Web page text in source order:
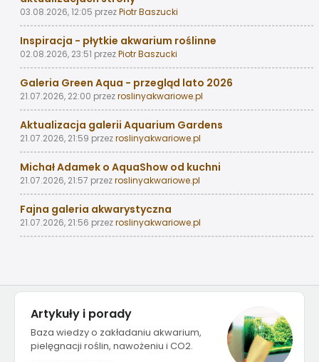
03.08.2026, 12:05 przezPiotr Baszucki
Inspiracja - płytkie akwarium roślinne
02.08.2026, 23:51 przezPiotr Baszucki
Galeria Green Aqua - przegląd lato 2026
21.07.2026, 22:00 przezroslinyakwariowe.pl
Aktualizacja galerii Aquarium Gardens
21.07.2026, 21:59 przezroslinyakwariowe.pl
Michał Adamek o AquaShow od kuchni
21.07.2026, 21:57 przezroslinyakwariowe.pl
Fajna galeria akwarystyczna
21.07.2026, 21:56 przezroslinyakwariowe.pl
Artykuły i porady
Baza wiedzy o zakładaniu akwarium,
pielęgnacji roślin, nawożeniu i CO2.